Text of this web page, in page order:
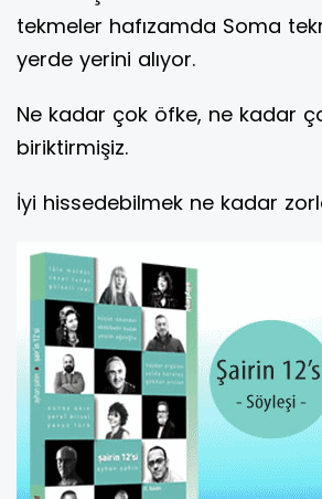
tekmeler hafızamda Soma
yerde yerini alıyor.
Ne kadar çok öfke, ne kadar
biriktirmişiz.
İyi hissedebilmek ne kadar